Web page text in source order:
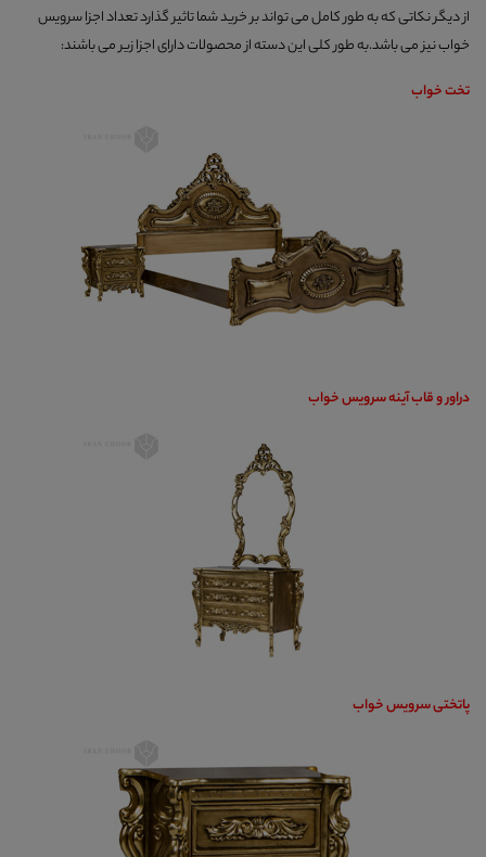
از دیگر نکاتی که به طور کامل می تواند بر خرید شما تاثیر گذارد تعداد اجزا سرویس
خواب نیز می باشد.به طور کلی این دسته از محصولات دارای اجزا زیر می باشند:
تخت خواب
دراور و قاب آینه سرویس خواب
پاتختی سرویس خواب